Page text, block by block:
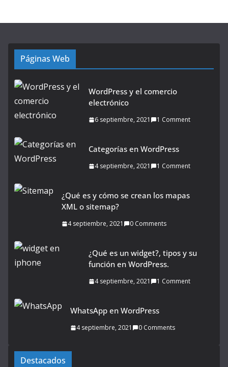
Páginas Web
WordPress y el comercio
electrónico
6 septiembre, 2021 1 Comment
Categorías en WordPress
4 septiembre, 2021 1 Comment
¿Qué es y cómo se crean los mapas
XML o sitemap?
4 septiembre, 2021 0 Comments
¿Qué es un widget?, tipos y su
función en WordPress.
4 septiembre, 2021 1 Comment
WhatsApp en WordPress
4 septiembre, 2021 0 Comments
Destacados